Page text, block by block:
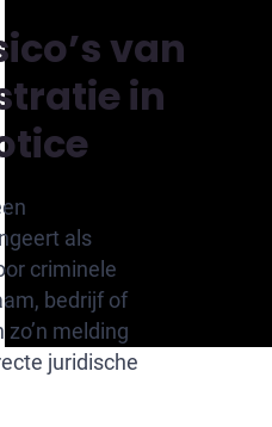
van
in
als
criminele
bedrijf of
melding
juridische